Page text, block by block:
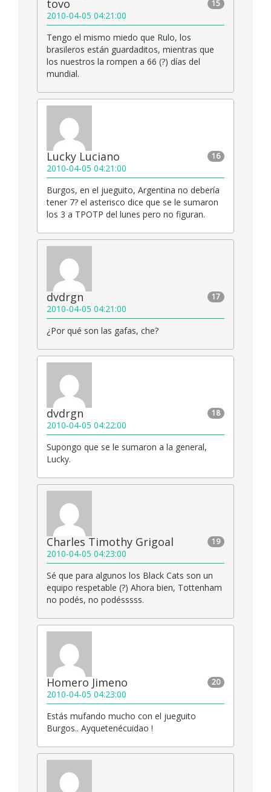
15
tovo
2010-04-05 04:21:00
Tengo el mismo miedo que Rulo, los
brasileros están guardaditos, mientras que
los nuestros la rompen a 66 (?) días del
mundial.
16
Lucky Luciano
2010-04-05 04:21:00
Burgos, en el jueguito, Argentina no debería
tener 7? el asterisco dice que se le sumaron
los 3 a TPOTP del lunes pero no figuran.
17
dvdrgn
2010-04-05 04:21:00
¿Por qué son las gafas, che?
18
dvdrgn
2010-04-05 04:22:00
Supongo que se le sumaron a la general,
Lucky.
19
Charles Timothy Grigoal
2010-04-05 04:23:00
Sé que para algunos los Black Cats son un
equipo respetable (?) Ahora bien, Tottenham
no podés, no podésssss.
20
Homero Jimeno
2010-04-05 04:23:00
Estás mufando mucho con el jueguito
Burgos.. Ayquetenécuidao !